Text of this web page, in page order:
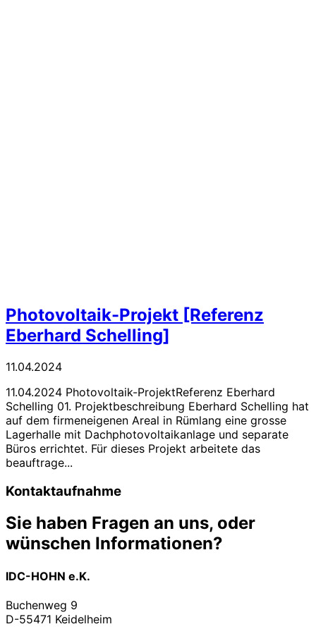
Photovoltaik-Projekt [Referenz
Eberhard Schelling]
11.04.2024
11.04.2024 Photovoltaik-ProjektReferenz Eberhard
Schelling 01. Projektbeschreibung Eberhard Schelling hat
auf dem firmeneigenen Areal in Rümlang eine grosse
Lagerhalle mit Dachphotovoltaikanlage und separate
Büros errichtet. Für dieses Projekt arbeitete das
beauftrage...
Kontaktaufnahme
Sie haben Fragen an uns, oder
wünschen Informationen?
IDC-HOHN e.K.
Buchenweg 9
D-55471 Keidelheim